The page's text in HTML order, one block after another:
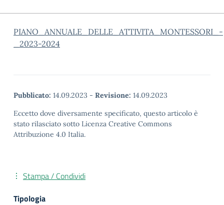
PIANO_ANNUALE_DELLE_ATTIVITA_MONTESSORI_-
_2023-2024
Pubblicato: 14.09.2023 - Revisione: 14.09.2023
Eccetto dove diversamente specificato, questo articolo è
stato rilasciato sotto Licenza Creative Commons
Attribuzione 4.0 Italia.
Stampa / Condividi
Tipologia